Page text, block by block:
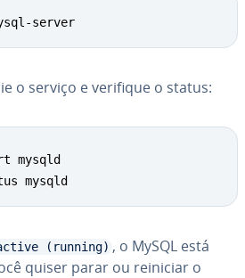
server
o serviço e verifique o status:
mysqld
(running) , o MySQL está
quiser parar ou reiniciar o